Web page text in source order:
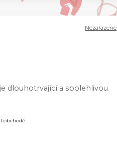
Nezařazené
dlouhotrvající a spolehlivou
obchodě